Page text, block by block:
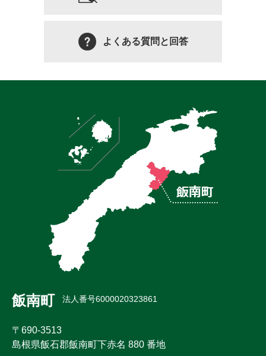
よくある質問と回答
飯南町 法人番号6000020323861
〒690-3513
島根県飯石郡飯南町下赤名 880 番地